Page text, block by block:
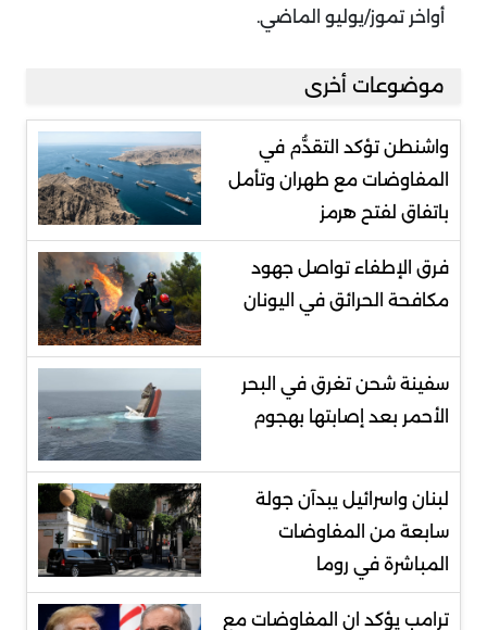
أواخر تموز/يوليو الماضي.
موضوعات أخرى
واشنطن تؤكد التقدُّم في
المفاوضات مع طهران وتأمل
باتفاق لفتح هرمز
فرق الإطفاء تواصل جهود
مكافحة الحرائق في اليونان
سفينة شحن تغرق في البحر
الأحمر بعد إصابتها بهجوم
لبنان واسرائيل يبدآن جولة
سابعة من المفاوضات
المباشرة في روما
ترامب يؤكد ان المفاوضات مع